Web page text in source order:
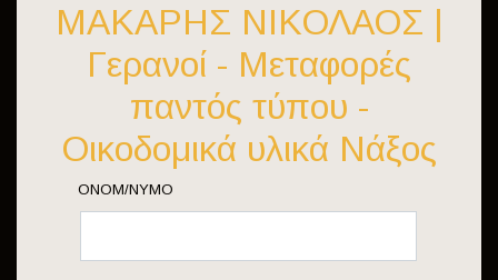
ΟΝΟΜ/ΝΥΜΟ
ΜΑΚΑΡΗΣ ΝΙΚΟΛΑΟΣ |
Γερανοί - Μεταφορές
παντός τύπου -
Οικοδομικά υλικά Νάξος